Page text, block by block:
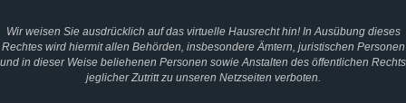
Wir weisen Sie ausdrücklich auf das virtuelle Hausrecht hin! In Ausübung dieses
Rechtes wird hiermit allen Behörden, insbesondere Ämtern, juristischen Personen
und in dieser Weise beliehenen Personen sowie Anstalten des öffentlichen Rechts
jeglicher Zutritt zu unseren Netzseiten verboten.